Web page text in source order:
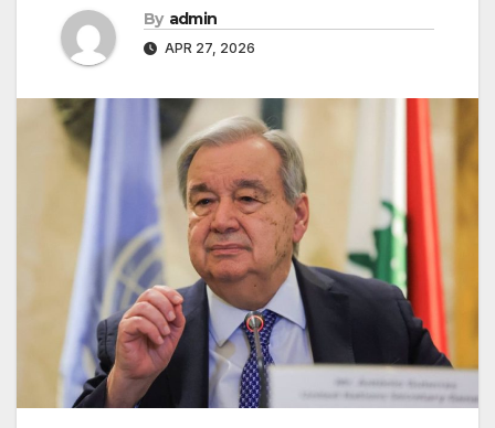
By admin
APR 27, 2026